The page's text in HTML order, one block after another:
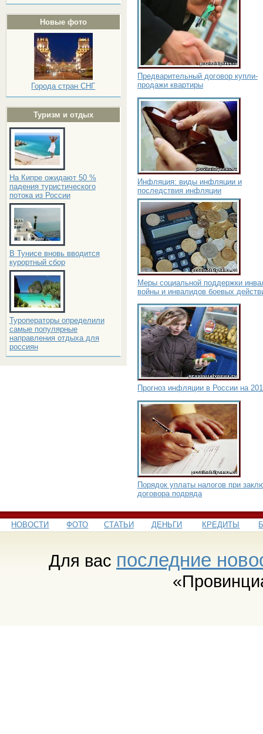
Новые фото
Города стран СНГ
Туризм и отдых
На Кипре ожидают 50 %
падения туристического
потока из России
В Тунисе вновь вводится
курортный сбор
Туроператоры определили
самые популярные
направления отдыха для
россиян
Предварительный договор купли-
продажи квартиры
Инфляция: виды инфляции и
последствия инфляции
Меры социальной поддержки
войны и инвалидов боевых
Прогноз инфляции в России на
Порядок уплаты налогов при
договора подряда
НОВОСТИ ФОТО СТАТЬИ ДЕНЬГИ КРЕДИТЫ
Для вас последние